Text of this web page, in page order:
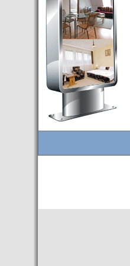
Budapest’.
- Hoteles en BUDAPEST:
Resultados octubre de 2016,
subida del 15% ocupación y
del 25,6% en el RevPar
- Nuevo Hotel en Budapest
bajo la marca Exe Hotusa
- Transfer Aeropuerto de
BUDAPEST